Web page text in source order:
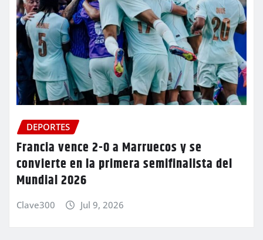
DEPORTES
Francia vence 2-0 a Marruecos y se
convierte en la primera semifinalista del
Mundial 2026
Clave300 Jul 9, 2026